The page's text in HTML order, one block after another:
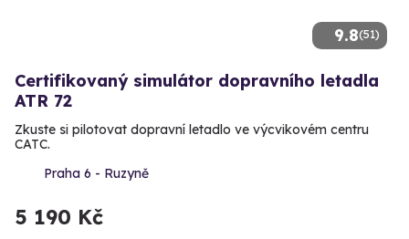
9.8(51)
Certifikovaný simulátor dopravního letadla
ATR 72
Zkuste si pilotovat dopravní letadlo ve výcvikovém centru
CATC.
Praha 6 - Ruzyně
5 190 Kč